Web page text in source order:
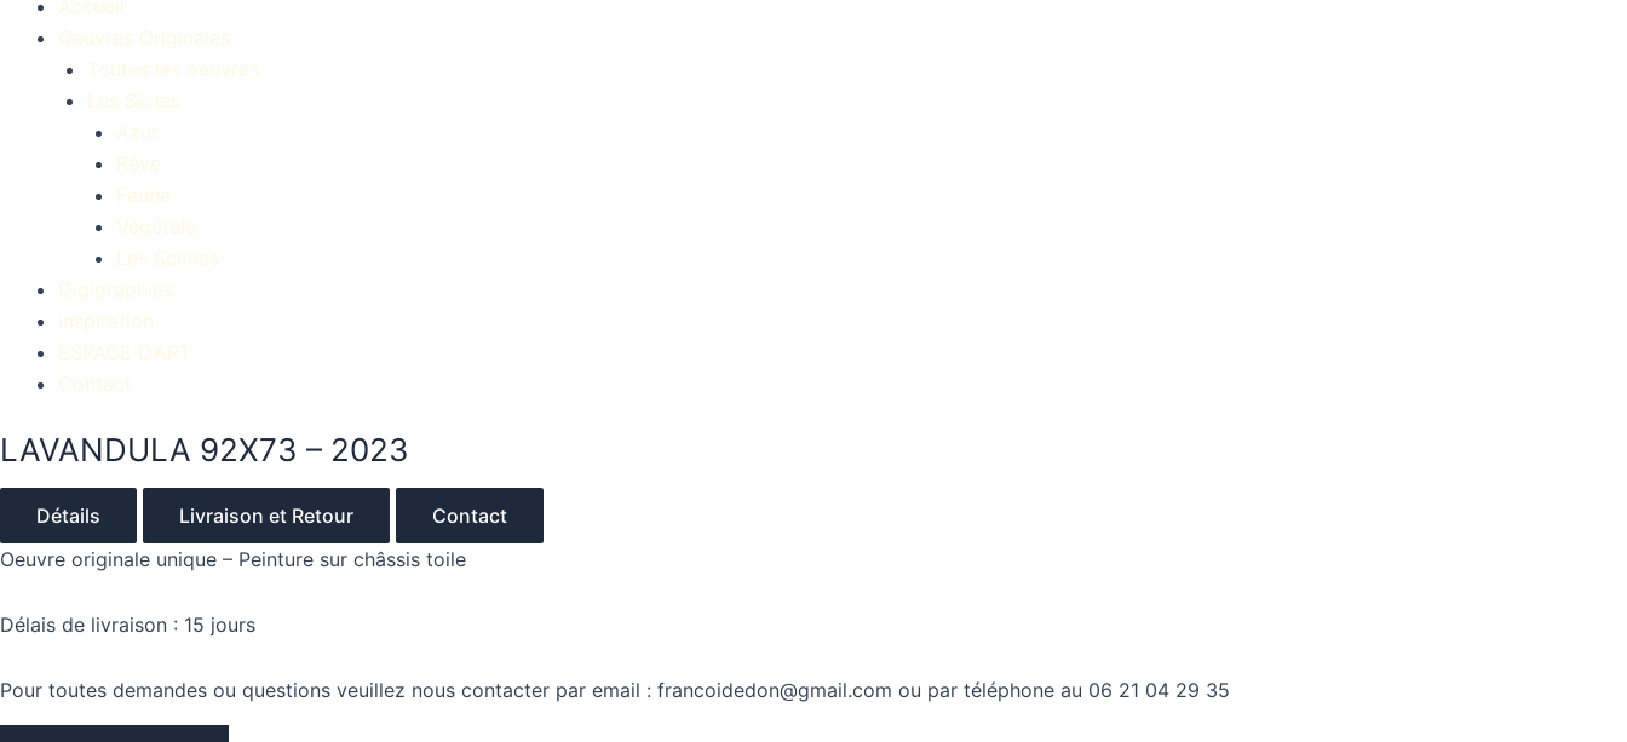
Accueil
Oeuvres Originales
Toutes les oeuvres
Les Séries
Azur
Rêve
Faune
Végétale
Les Scenes
Digigraphies
Inspiration
ESPACE D’ART
Contact
LAVANDULA 92X73 – 2023
Détails Livraison et Retour
Contact
Oeuvre originale unique – Peinture sur châssis toile
Délais de livraison : 15 jours
Pour toutes demandes ou questions veuillez nous contacter par email : francoidedon@gmail.com ou par téléphone au 06 21 04 29 35